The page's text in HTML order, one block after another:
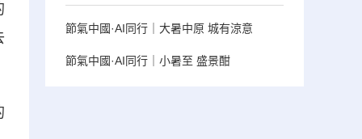
節氣中國·AI同行｜大暑中原 城有涼意
節氣中國·AI同行｜小暑至 盛景酣